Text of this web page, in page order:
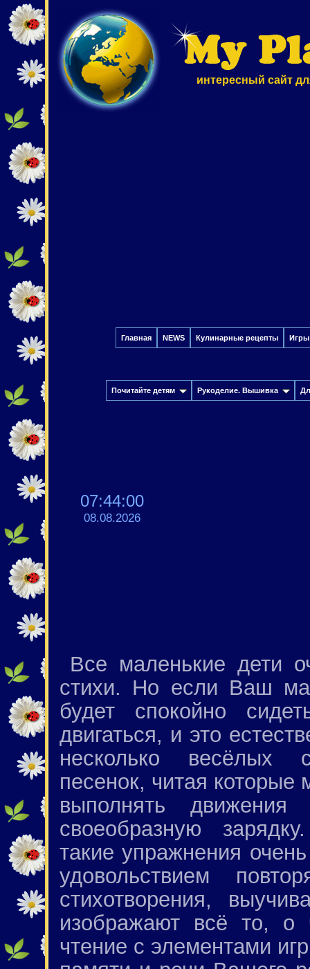
интересный сайт
Главная NEWS Кулинарные рецепты Игры
Почитайте детям Рукоделие. Вышивка
07:44:01
08.08.2026
Все маленькие дети
стихи. Но если Ваш
будет спокойно
двигаться, и это
несколько весёлых
песенок, читая
выполнять движения
своеобразную
такие упражнения
удовольствием
стихотворения,
изображают всё то, о
чтение с элементами